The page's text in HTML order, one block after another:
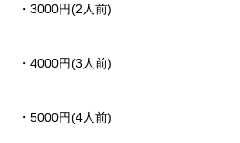
・3000円(2人前)
・4000円(3人前)
・5000円(4人前)